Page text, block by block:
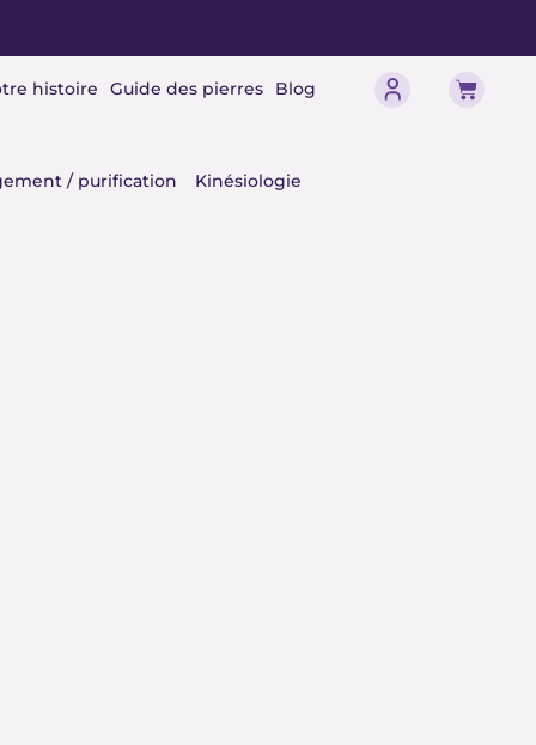
histoire Guide des pierres Blog Panier
/ purification Kinésiologie